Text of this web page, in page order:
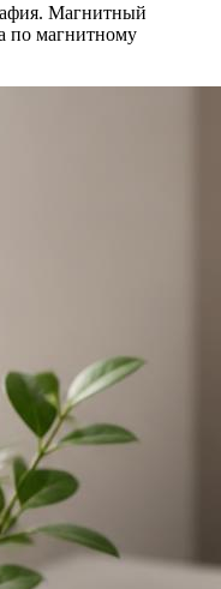
Магнитный
по магнитному